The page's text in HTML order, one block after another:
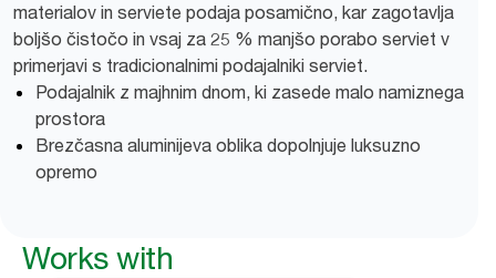
materialov in serviete podaja posamično, kar zagotavlja
boljšo čistočo in vsaj za 25 % manjšo porabo serviet v
primerjavi s tradicionalnimi podajalniki serviet.
Podajalnik z majhnim dnom, ki zasede malo namiznega
prostora
Brezčasna aluminijeva oblika dopolnjuje luksuzno
opremo
Works with